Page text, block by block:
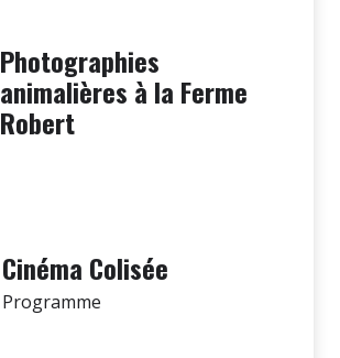
Photographies
animalières à la Ferme
Robert
Cinéma Colisée
Programme